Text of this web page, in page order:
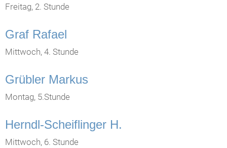
Freitag, 2. Stunde
Graf Rafael
Mittwoch, 4. Stunde
Grübler Markus
Montag, 5.Stunde
Herndl-Scheiflinger H.
Mittwoch, 6. Stunde